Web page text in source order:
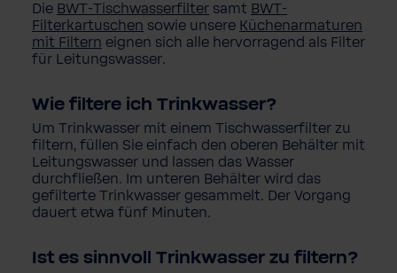
Die BWT-Tischwasserfilter samt BWT-
Filterkartuschen sowie unsere Küchenarmaturen
mit Filtern eignen sich alle hervorragend als Filter
für Leitungswasser.
Wie filtere ich Trinkwasser?
Um Trinkwasser mit einem Tischwasserfilter zu
filtern, füllen Sie einfach den oberen Behälter mit
Leitungswasser und lassen das Wasser
durchfließen. Im unteren Behälter wird das
gefilterte Trinkwasser gesammelt. Der Vorgang
dauert etwa fünf Minuten.
Ist es sinnvoll Trinkwasser zu filtern?